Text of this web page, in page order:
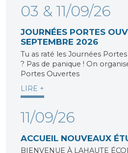
03 & 11/09/26
JOURNÉES PORTES
SEPTEMBRE 2026
Tu as raté les Journées
? Pas de panique ! On
Portes Ouvertes
LIRE +
11/09/26
ACCUEIL NOUVEAUX
BIENVENUE À LAHAUTE